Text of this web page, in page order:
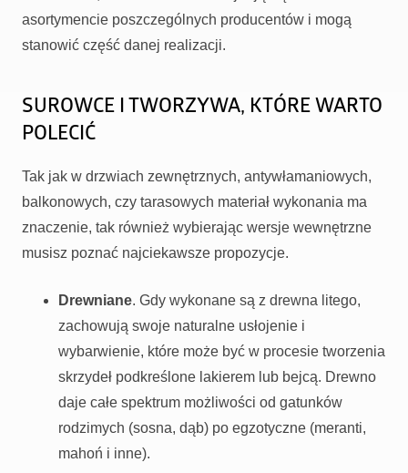
asortymencie poszczególnych producentów i mogą
stanowić część danej realizacji.
SUROWCE I TWORZYWA, KTÓRE WARTO
POLECIĆ
Tak jak w drzwiach zewnętrznych, antywłamaniowych,
balkonowych, czy tarasowych materiał wykonania ma
znaczenie, tak również wybierając wersje wewnętrzne
musisz poznać najciekawsze propozycje.
Drewniane. Gdy wykonane są z drewna litego,
zachowują swoje naturalne usłojenie i
wybarwienie, które może być w procesie tworzenia
skrzydeł podkreślone lakierem lub bejcą. Drewno
daje całe spektrum możliwości od gatunków
rodzimych (sosna, dąb) po egzotyczne (meranti,
mahoń i inne).